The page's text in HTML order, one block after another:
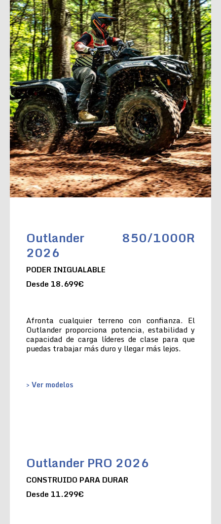
Outlander 850/1000R
2026
PODER INIGUALABLE
Desde 18.699€
Afronta cualquier terreno con confianza. El
Outlander proporciona potencia, estabilidad y
capacidad de carga líderes de clase para que
puedas trabajar más duro y llegar más lejos.
> Ver modelos
Outlander PRO 2026
CONSTRUIDO PARA DURAR
Desde 11.299€